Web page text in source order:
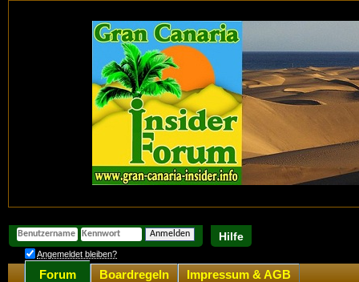
Hilfe
Angemeldet bleiben?
Forum
Boardregeln Impressum & AGB